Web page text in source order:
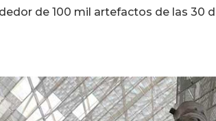
de 100 mil artefactos de las 30